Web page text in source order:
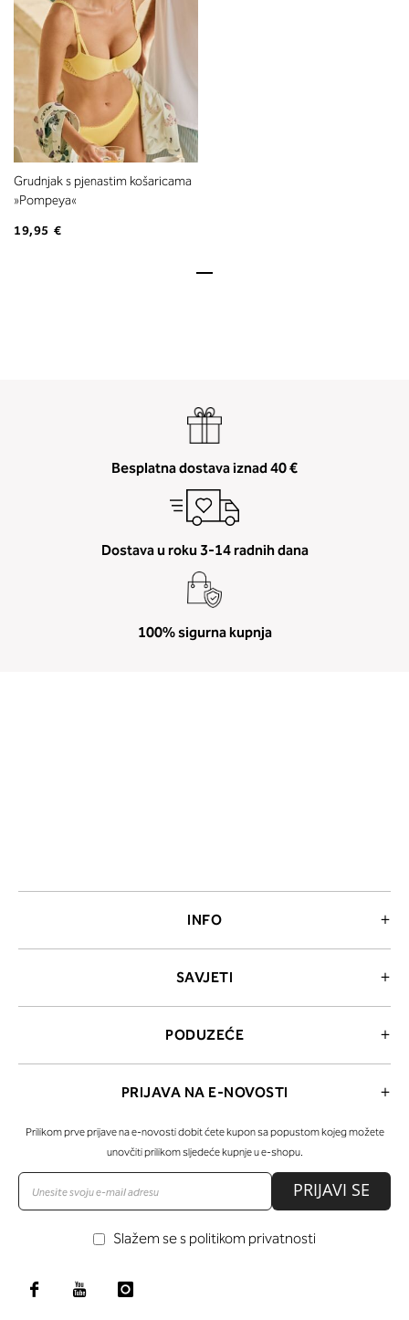
Grudnjak s pjenastim košaricama
»Pompeya«
19,95 €
Besplatna dostava iznad 40 €
Dostava u roku 3-14 radnih dana
100% sigurna kupnja
INFO
SAVJETI
PODUZEĆE
PRIJAVA NA E-NOVOSTI
Prilikom prve prijave na e-novosti dobit ćete kupon sa popustom kojeg možete
unovčiti prilikom sljedeće kupnje u e-shopu.
PRIJAVI SE
Slažem se s politikom privatnosti